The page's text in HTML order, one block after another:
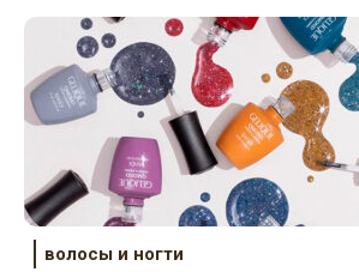
волосы и ногти